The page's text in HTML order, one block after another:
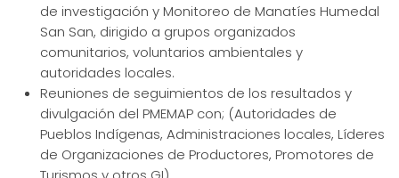
de investigación y Monitoreo de Manatíes Humedal
San San, dirigido a grupos organizados
comunitarios, voluntarios ambientales y
autoridades locales.
Reuniones de seguimientos de los resultados y
divulgación del PMEMAP con; (Autoridades de
Pueblos Indígenas, Administraciones locales, Líderes
de Organizaciones de Productores, Promotores de